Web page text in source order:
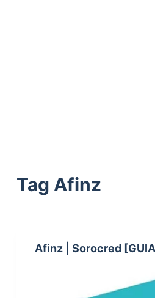
Tag Afinz
Afinz | Sorocred